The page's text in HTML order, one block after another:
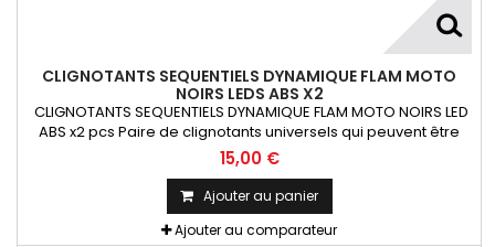
CLIGNOTANTS SEQUENTIELS DYNAMIQUE FLAM MOTO
NOIRS LEDS ABS X2
CLIGNOTANTS SEQUENTIELS DYNAMIQUE FLAM MOTO NOIRS LED
ABS x2 pcs Paire de clignotants universels qui peuvent être
adaptables sur toutes motos ou scooters
15,00 €
Ajouter au panier
Ajouter au comparateur